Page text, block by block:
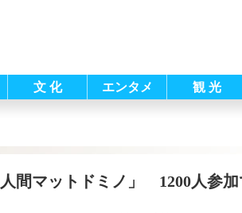
文 化 エンタメ 観 光
人間マットドミノ」 1200人参